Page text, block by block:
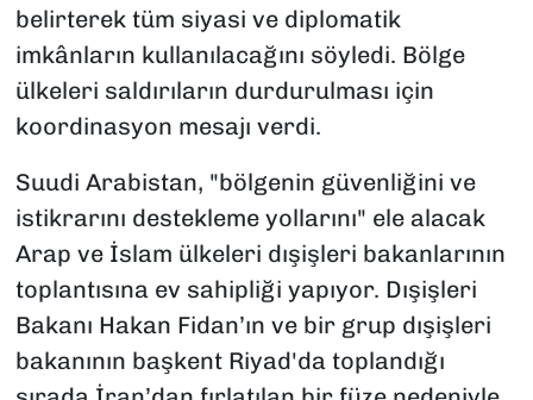
belirterek tüm siyasi ve diplomatik
imkânların kullanılacağını söyledi. Bölge
ülkeleri saldırıların durdurulması için
koordinasyon mesajı verdi.
Suudi Arabistan, "bölgenin güvenliğini ve
istikrarını destekleme yollarını" ele alacak
Arap ve İslam ülkeleri dışişleri bakanlarının
toplantısına ev sahipliği yapıyor. Dışişleri
Bakanı Hakan Fidan’ın ve bir grup dışişleri
bakanının başkent Riyad'da toplandığı